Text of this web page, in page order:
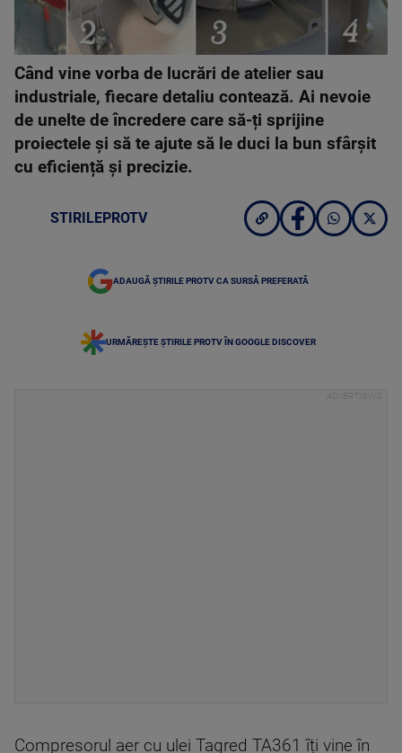
Când vine vorba de lucrări de atelier sau
industriale, fiecare detaliu contează. Ai nevoie
de unelte de încredere care să-ți sprijine
proiectele și să te ajute să le duci la bun sfârșit
cu eficiență și precizie.
STIRILEPROTV
ADAUGĂ ȘTIRILE PROTV CA SURSĂ PREFERATĂ
URMĂREȘTE ȘTIRILE PROTV ÎN GOOGLE DISCOVER
Compresorul aer cu ulei Tagred TA361 îți vine în